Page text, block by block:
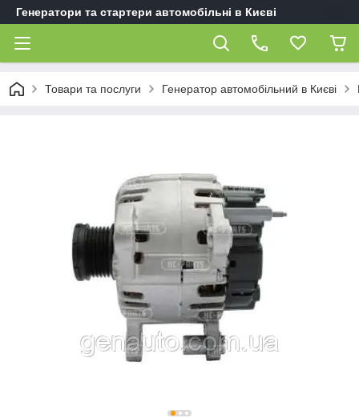
Генератори та стартери автомобільні в Києві
Товари та послуги Генератор автомобільний в Києві